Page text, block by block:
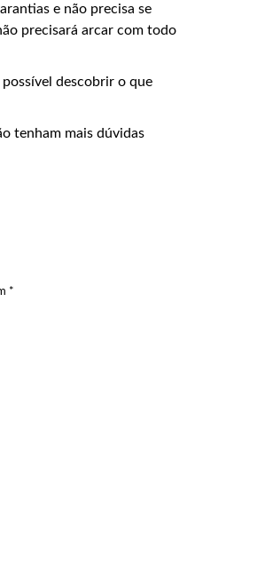
e não precisa se
precisará arcar com todo
descobrir o que
tenham mais dúvidas
*